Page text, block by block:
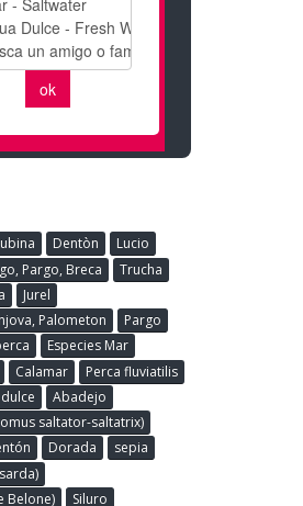
Dentòn
Lucio
Pargo, Breca
Trucha
Jurel
Palometon
Pargo
Especies Mar
Calamar
Perca fluviatilis
Abadejo
saltator-saltatrix)
Dorada
sepia
Belone)
Siluro